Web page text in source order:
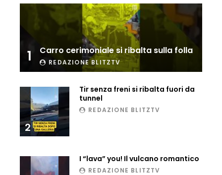
perde il controllo
Ucraina, ecco come gli F16 intercettano
i droni russi
Tir bloccato sul passaggio a livello:
treno lo distrugge
all’improvviso
1 Carro cerimoniale si ribalta sulla folla
REDAZIONE BLITZTV
2
Tir senza freni si ribalta fuori da
tunnel
REDAZIONE BLITZTV
I “lava” you! Il vulcano romantico
REDAZIONE BLITZTV